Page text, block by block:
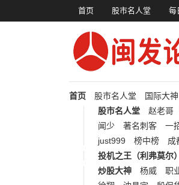
首页 股市名人堂 每
首页 股市名人堂 国际大神
股市名人堂
赵老哥
闻少
著名刺客 一
just999
榜中榜 成
投机之王（利弗莫尔）
炒股大神
杨威 职